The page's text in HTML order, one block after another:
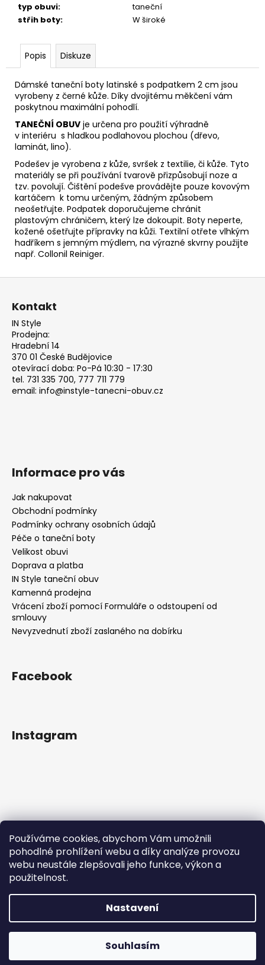
Používáme cookies, abychom Vám umožnili
pohodlné prohlížení webu a díky analýze provozu
webu neustále zlepšovali jeho funkce, výkon a
použitelnost.
Nastavení
Souhlasím
typ obuvi:
taneční
střih boty: W široké
Popis Diskuze
Dámské taneční boty latinské s podpatkem 2 cm jsou
vyrobeny z černé kůže. Díky dvojitému měkčení vám
poskytnou maximální pohodlí.
TANEČNÍ OBUV je určena pro použití výhradně
v interiéru s hladkou podlahovou plochou (dřevo,
laminát, lino).
Podešev je vyrobena z kůže, svršek z textilie, či kůže. Tyto
materiály se při používání tvarově přizpůsobují noze a
tzv. povolují. Čištění podešve provádějte pouze kovovým
kartáčem k tomu určeným, žádným způsobem
neošetřujte. Podpatek doporučujeme chránit
plastovým chráničem, který lze dokoupit. Boty neperte,
kožené ošetřujte přípravky na kůži. Textilní otřete vlhkým
hadříkem s jemným mýdlem, na výrazné skvrny použijte
např. Collonil Reiniger.
Z
Kontakt
IN Style
Prodejna:
Hradební 14
370 01 České Budějovice
otevírací doba: Po-Pá 10:30 - 17:30
tel. 731 335 700, 777 711 779
email: info@instyle-tanecni-obuv.cz
Informace pro vás
Jak nakupovat
Obchodní podmínky
Podmínky ochrany osobních údajů
Péče o taneční boty
Velikost obuvi
Doprava a platba
IN Style taneční obuv
Kamenná prodejna
Vrácení zboží pomocí Formuláře o odstoupení od
smlouvy
Nevyzvednutí zboží zaslaného na dobírku
Facebook
Instagram
Copyright 2026IN Style taneční obuv. Všechna práva
vyhrazena.